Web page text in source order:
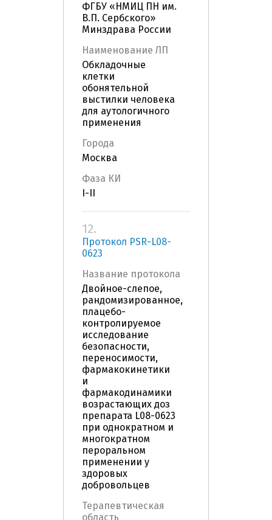
ФГБУ «НМИЦ ПН им.
В.П. Сербского»
Минздрава России
Наименование ЛП
Обкладочные
клетки
обонятельной
выстилки человека
для аутологичного
применения
Города
Москва
Фаза КИ
I-II
12.
Протокол PSR-L08-
0623
Название протокола
Двойное-слепое,
рандомизированное,
плацебо-
контролируемое
исследование
безопасности,
переносимости,
фармакокинетики
и
фармакодинамики
возрастающих доз
препарата L08-0623
при однократном и
многократном
пероральном
применении у
здоровых
добровольцев
Терапевтическая
область